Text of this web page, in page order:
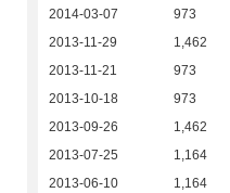
2014-03-07
973
2013-11-29
1,462
2013-11-21
973
2013-10-18
973
2013-09-26
1,462
2013-07-25
1,164
2013-06-10
1,164